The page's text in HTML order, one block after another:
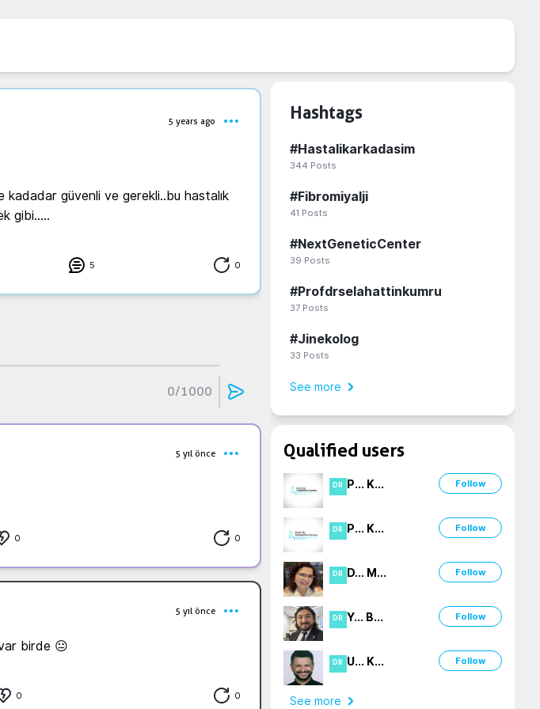
5 years ago
kadadar güvenli ve gerekli..bu hastalık
gibi.....
5 0
0/1000
5 yıl önce
0 0
5 yıl önce
birde 😐
0 0
Hashtags
#Hastalikarkadasim
344 Posts
#Fibromiyalji
41 Posts
#NextGeneticCenter
39 Posts
#Profdrselahattinkumru
37 Posts
#Jinekolog
33 Posts
See more
Qualified users
DR P... K... Follow
DR P... K... Follow
DR D... M... Follow
DR Y... B... Follow
DR U... K... Follow
See more